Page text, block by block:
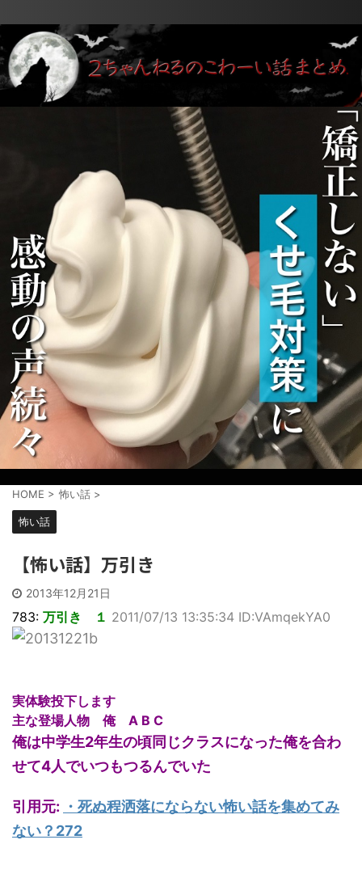
HOME > 怖い話 >
怖い話
【怖い話】万引き
2013年12月21日
783: 万引き １ 2011/07/13 13:35:34 ID:VAmqekYA0
実体験投下します
主な登場人物 俺 A B C
俺は中学生2年生の頃同じクラスになった俺を合わ
せて4人でいつもつるんでいた
引用元: ・ 死ぬ程洒落にならない怖い話を集めてみ
ない？272